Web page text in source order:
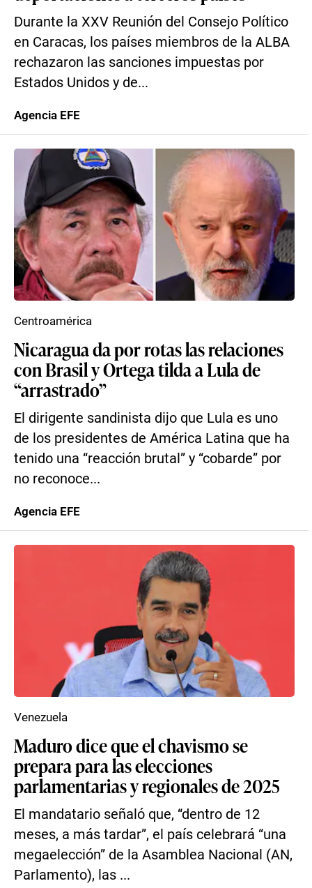
Durante la XXV Reunión del Consejo Político
en Caracas, los países miembros de la ALBA
rechazaron las sanciones impuestas por
Estados Unidos y de...
Agencia EFE
Nicaragua da por rotas las relaciones
con Brasil y Ortega tilda a Lula de
“arrastrado”
El dirigente sandinista dijo que Lula es uno
de los presidentes de América Latina que ha
tenido una “reacción brutal” y “cobarde” por
no reconoce...
Centroamérica
Agencia EFE
Maduro dice que el chavismo se
prepara para las elecciones
parlamentarias y regionales de 2025
El mandatario señaló que, “dentro de 12
meses, a más tardar”, el país celebrará “una
megaelección” de la Asamblea Nacional (AN,
Parlamento), las ...
Venezuela